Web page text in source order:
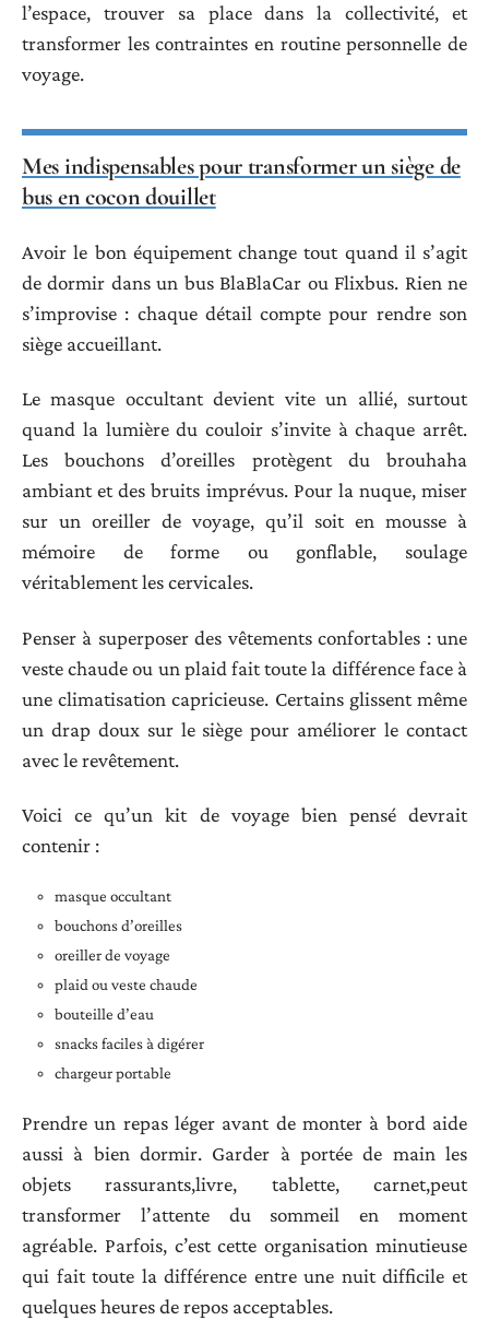
l’espace, trouver sa place dans la collectivité, et
transformer les contraintes en routine personnelle de
voyage.
Mes indispensables pour transformer un siège de
bus en cocon douillet
Avoir le bon équipement change tout quand il s’agit
de dormir dans un bus BlaBlaCar ou Flixbus. Rien ne
s’improvise : chaque détail compte pour rendre son
siège accueillant.
Le masque occultant devient vite un allié, surtout
quand la lumière du couloir s’invite à chaque arrêt.
Les bouchons d’oreilles protègent du brouhaha
ambiant et des bruits imprévus. Pour la nuque, miser
sur un oreiller de voyage, qu’il soit en mousse à
mémoire de forme ou gonflable, soulage
véritablement les cervicales.
Penser à superposer des vêtements confortables : une
veste chaude ou un plaid fait toute la différence face à
une climatisation capricieuse. Certains glissent même
un drap doux sur le siège pour améliorer le contact
avec le revêtement.
Voici ce qu’un kit de voyage bien pensé devrait
contenir :
masque occultant
bouchons d’oreilles
oreiller de voyage
plaid ou veste chaude
bouteille d’eau
snacks faciles à digérer
chargeur portable
Prendre un repas léger avant de monter à bord aide
aussi à bien dormir. Garder à portée de main les
objets rassurants,livre, tablette, carnet,peut
transformer l’attente du sommeil en moment
agréable. Parfois, c’est cette organisation minutieuse
qui fait toute la différence entre une nuit difficile et
quelques heures de repos acceptables.